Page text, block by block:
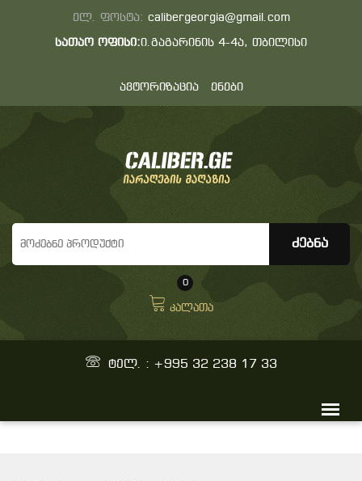
ელ. ფოსტა: calibergeorgia@gmail.com
სათაო ოფისი:ი.გაგარინის 4-4ა, თბილისი
ავტორიზაცია ენები
0
კალათა
ტელ. : +995 32 238 17 33